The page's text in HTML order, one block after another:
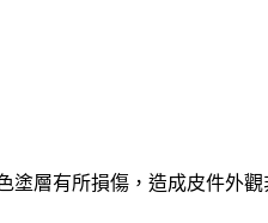
層有所損傷，造成皮件外